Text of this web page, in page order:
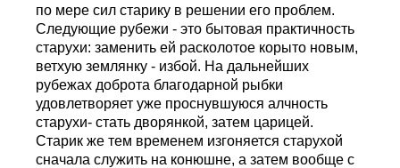
по мере сил старику в решении его проблем.
Следующие рубежи - это бытовая практичность
старухи: заменить ей расколотое корыто новым,
ветхую землянку - избой. На дальнейших
рубежах доброта благодарной рыбки
удовлетворяет уже проснувшуюся алчность
старухи- стать дворянкой, затем царицей.
Старик же тем временем изгоняется старухой
сначала служить на конюшне, а затем вообще с